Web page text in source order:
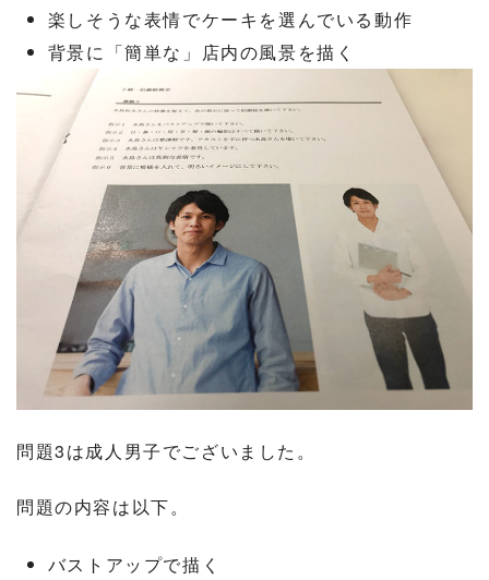
楽しそうな表情でケーキを選んでいる動作
背景に「簡単な」店内の風景を描く
問題3は成人男子でございました。
問題の内容は以下。
バストアップで描く